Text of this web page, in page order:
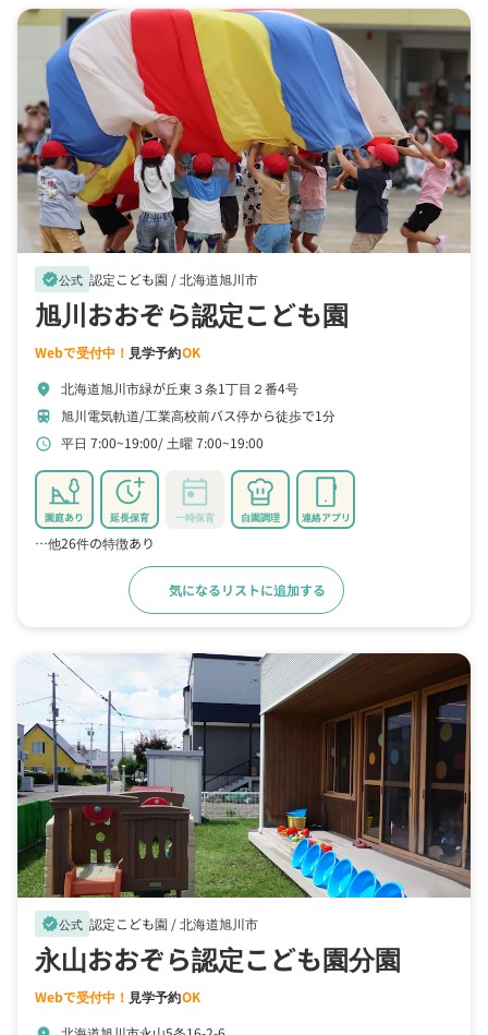
verified公式 認定こども園 /北海道旭川市
旭川おおぞら認定こども園
Webで受付中！ 見学予約OK
location_on 北海道旭川市緑が丘東３条1丁目２番4号
train 旭川電気軌道/工業高校前バス停から徒歩で1分
schedule 平日 7:00~19:00 土曜 7:00~19:00
園庭あり 延長保育 一時保育 自園調理 連絡アプリ
…他26件の特徴あり
気になるリストに追加する
verified公式 認定こども園 /北海道旭川市
永山おおぞら認定こども園分園
Webで受付中！ 見学予約OK